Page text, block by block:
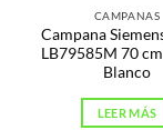
CAMPANAS
Campana
LB79585M 70
Blanco
LEER MÁS